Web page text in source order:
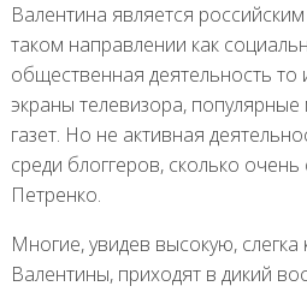
Валентина является
таком направлении как
общественная деятельность то
экраны телевизора,
газет. Но не активная
среди блоггеров, сколько очень
Петренко.
Многие, увидев высокую, слегка
Валентины, приходят в дикий